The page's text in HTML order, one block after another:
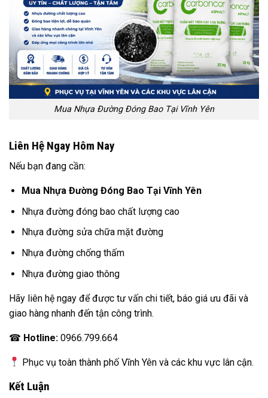
Mua Nhựa Đường Đóng Bao Tại Vĩnh Yên
Liên Hệ Ngay Hôm Nay
Nếu bạn đang cần:
Mua Nhựa Đường Đóng Bao Tại Vĩnh Yên
Nhựa đường đóng bao chất lượng cao
Nhựa đường sửa chữa mặt đường
Nhựa đường chống thấm
Nhựa đường giao thông
Hãy liên hệ ngay để được tư vấn chi tiết, báo giá ưu đãi và
giao hàng nhanh đến tận công trình.
☎ Hotline: 0966.799.664
Phục vụ toàn thành phố Vĩnh Yên và các khu vực lân cận.
Kết Luận